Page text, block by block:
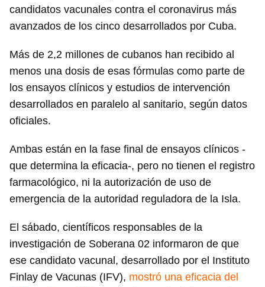
Guardar como favorito
candidatos vacunales contra el coronavirus más
avanzados de los cinco desarrollados por Cuba.
Más de 2,2 millones de cubanos han recibido al
menos una dosis de esas fórmulas como parte de
los ensayos clínicos y estudios de intervención
desarrollados en paralelo al sanitario, según datos
oficiales.
Ambas están en la fase final de ensayos clínicos -
que determina la eficacia-, pero no tienen el registro
farmacológico, ni la autorización de uso de
emergencia de la autoridad reguladora de la Isla.
El sábado, científicos responsables de la
investigación de Soberana 02 informaron de que
ese candidato vacunal, desarrollado por el Instituto
Finlay de Vacunas (IFV), mostró una eficacia del